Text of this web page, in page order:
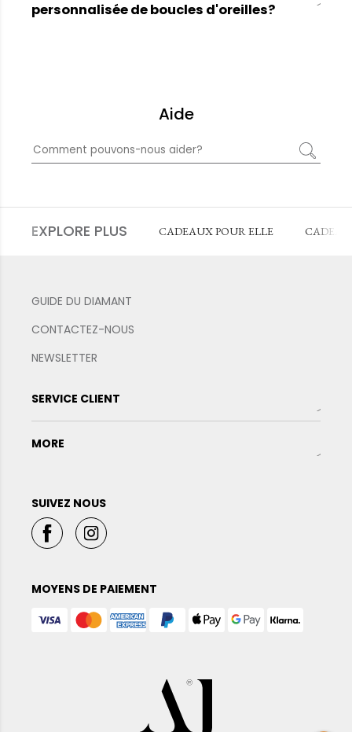
personnalisée de boucles d'oreilles?
Aide
EXPLORE PLUS CADEAUX POUR ELLE
GUIDE DU DIAMANT
CONTACTEZ-NOUS
NEWSLETTER
SERVICE CLIENT
MORE
SUIVEZ NOUS
MOYENS DE PAIEMENT